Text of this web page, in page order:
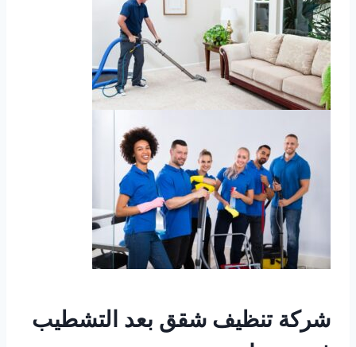
شركة تنظيف شقق بعد التشطيب